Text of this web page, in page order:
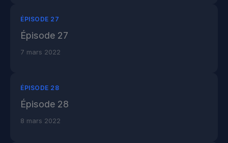
ÉPISODE 27
Épisode 27
7 mars 2022
ÉPISODE 28
Épisode 28
8 mars 2022